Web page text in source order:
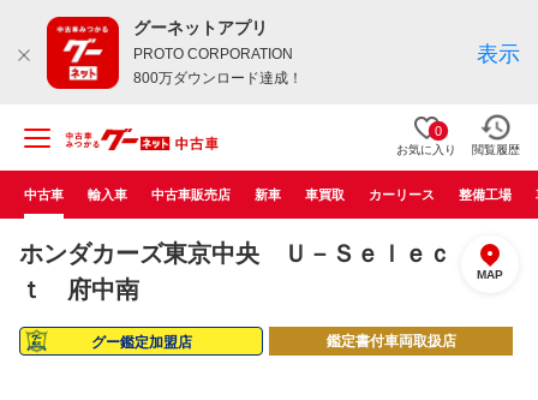
グーネットアプリ
PROTO CORPORATION
800万ダウンロード達成！
表示
0
お気に入り 閲覧履歴
中古車 輸入車 中古車販売店 新車 車買取 カーリース 整備工場
ホンダカーズ東京中央 Ｕ－Ｓｅｌｅｃ
ｔ 府中南
MAP
グー鑑定加盟店 鑑定書付車両取扱店